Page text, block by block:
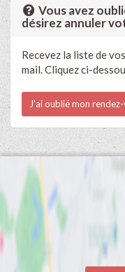
Vous avez
désirez annuler
Recevez la liste de
mail. Cliquez ci-
J'ai oublié mon